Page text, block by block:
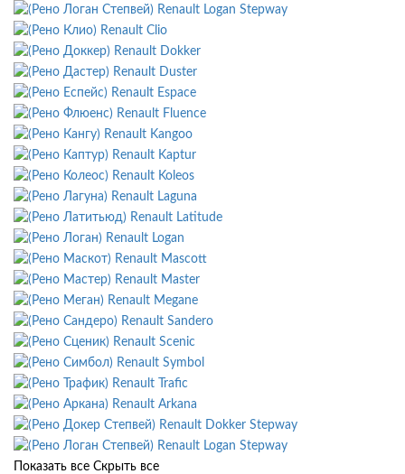
Renault Logan Stepway
Renault Clio
Renault Dokker
Renault Duster
Renault Espace
Renault Fluence
Renault Kangoo
Renault Kaptur
Renault Koleos
Renault Laguna
Renault Latitude
Renault Logan
Renault Mascott
Renault Master
Renault Megane
Renault Sandero
Renault Scenic
Renault Symbol
Renault Trafic
Renault Arkana
Renault Dokker Stepway
Renault Logan Stepway
Показать все Скрыть все